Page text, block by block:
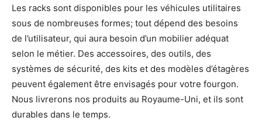
Les racks sont disponibles pour les véhicules utilitaires
sous de nombreuses formes; tout dépend des besoins
de l’utilisateur, qui aura besoin d’un mobilier adéquat
selon le métier. Des accessoires, des outils, des
systèmes de sécurité, des kits et des modèles d’étagères
peuvent également être envisagés pour votre fourgon.
Nous livrerons nos produits au Royaume-Uni, et ils sont
durables dans le temps.